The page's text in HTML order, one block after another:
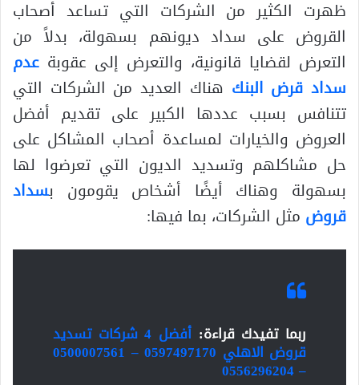
ظهرت الكثير من الشركات التي تساعد أصحاب
القروض على سداد ديونهم بسهولة، بدلاً من
التعرض لقضايا قانونية، والتعرض إلى عقوبة عدم
سداد قرض البنك هناك العديد من الشركات التي
تتنافس بسبب عددها الكبير على تقديم أفضل
العروض والخيارات لمساعدة أصحاب المشاكل على
حل مشاكلهم وتسديد الديون التي تعرضوا لها
بسهولة وهناك أيضًا أشخاص يقومون بسداد
قروض مثل الشركات، بما فيها:
ربما تفيدك قراءة: أفضل 4 شركات تسديد
قروض الاهلي 0597497170 – 0500007561
– 0556296204